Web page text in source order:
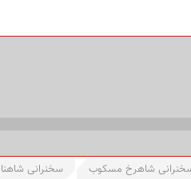
شاهرخ مسکوب سخنرانی